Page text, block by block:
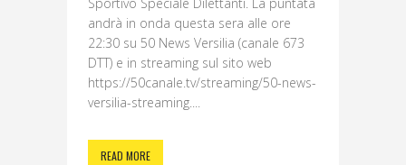
andrà in onda questa sera alle ore
22:30 su 50 News Versilia (canale 673
DTT) e in streaming sul sito web
https://50canale.tv/streaming/50-news-
versilia-streaming....
READ MORE